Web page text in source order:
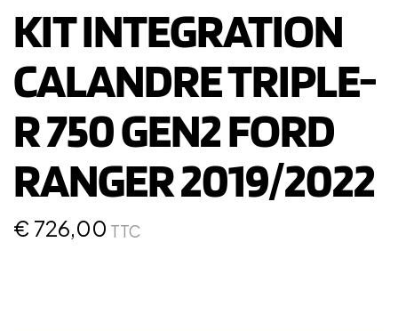
KIT INTEGRATION
CALANDRE TRIPLE-
R 750 GEN2 FORD
RANGER 2019/2022
€ 726,00 TTC